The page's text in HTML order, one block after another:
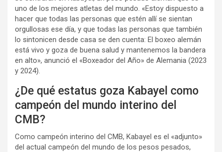
uno de los mejores atletas del mundo. «Estoy dispuesto a
hacer que todas las personas que estén allí se sientan
orgullosas ese día, y que todas las personas que también
lo sintonicen desde casa se den cuenta: El boxeo alemán
está vivo y goza de buena salud y mantenemos la bandera
en alto», anunció el «Boxeador del Año» de Alemania (2023
y 2024).
¿De qué estatus goza Kabayel como
campeón del mundo interino del
CMB?
Como campeón interino del CMB, Kabayel es el «adjunto»
del actual campeón del mundo de los pesos pesados,